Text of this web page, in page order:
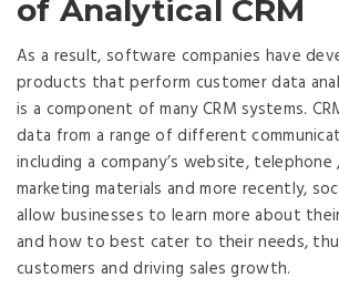
of Analytical CRM
As a result, software companies have
products that perform customer data
is a component of many CRM systems.
data from a range of different
including a company’s website, telephone
marketing materials and more recently,
allow businesses to learn more about
and how to best cater to their needs,
customers and driving sales growth.